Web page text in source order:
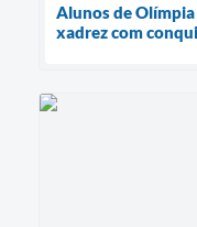
Alunos de
xadrez com